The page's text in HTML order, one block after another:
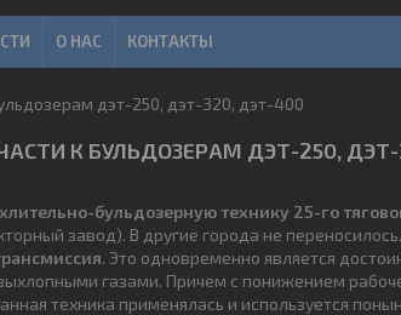
О НАС КОНТАКТЫ
дэт-250, дэт-320, дэт-400
К БУЛЬДОЗЕРАМ ДЭТ-250,
бульдозерную технику 25-го
завод). В другие города не
. Это одновременно является
газами. Причем с понижением
техника применялась и используется